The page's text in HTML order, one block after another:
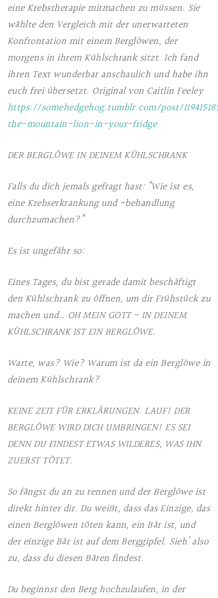
eine Krebstherapie mitmachen zu müssen. Sie
wählte den Vergleich mit der unerwarteten
Konfrontation mit einem Berglöwen, der
morgens in ihrem Kühlschrank sitzt. Ich fand
ihren Text wunderbar anschaulich und habe ihn
euch frei übersetzt. Original von Caitlin Feeley
https://somehedgehog.tumblr.com/post/
the-mountain-lion-in-your-fridge
DER BERGLÖWE IN DEINEM KÜHLSCHRANK
Falls du dich jemals gefragt hast: “Wie ist es,
eine Krebserkrankung und -behandlung
durchzumachen?”
Es ist ungefähr so:
Eines Tages, du bist gerade damit beschäftigt
den Kühlschrank zu öffnen, um dir Frühstück zu
machen und… OH MEIN GOTT - IN DEINEM
KÜHLSCHRANK IST EIN BERGLÖWE.
Warte, was? Wie? Warum ist da ein Berglöwe in
deinem Kühlschrank?
KEINE ZEIT FÜR ERKLÄRUNGEN. LAUF! DER
BERGLÖWE WIRD DICH UMBRINGEN! ES SEI
DENN DU FINDEST ETWAS WILDERES, WAS IHN
ZUERST TÖTET.
So fängst du an zu rennen und der Berglöwe ist
direkt hinter dir. Du weißt, dass das Einzige, das
einen Berglöwen töten kann, ein Bär ist, und
der einzige Bär ist auf dem Berggipfel. Sieh’ also
zu, dass du diesen Bären findest.
Du beginnst den Berg hochzulaufen, in der